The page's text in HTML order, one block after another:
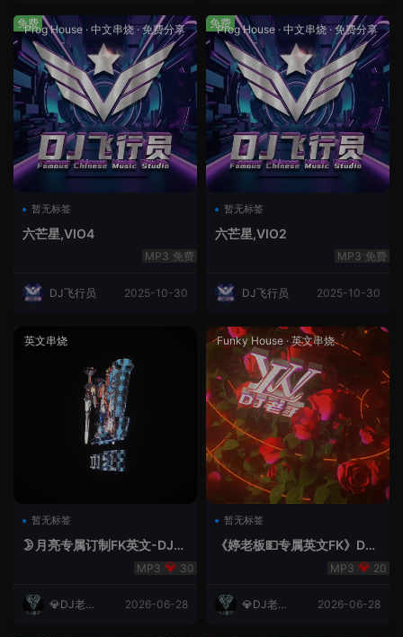
Prog House · 中文串烧·免费分享
暂无标签
六芒星,VIO4
免费
DJ飞行员 2025-10-30
免费 Prog House · 中文串烧·免费分享
暂无标签
六芒星,VIO2
免费
DJ飞行员 2025-10-30
免费
英文串烧
暂无标签
🌛月亮专属订制FK英文-DJ老
30
💎DJ老王
2026-06-28
Funky House · 英文串烧
暂无标签
《婷老板💵专属英文FK》DJ
20
💎DJ老王
2026-06-28